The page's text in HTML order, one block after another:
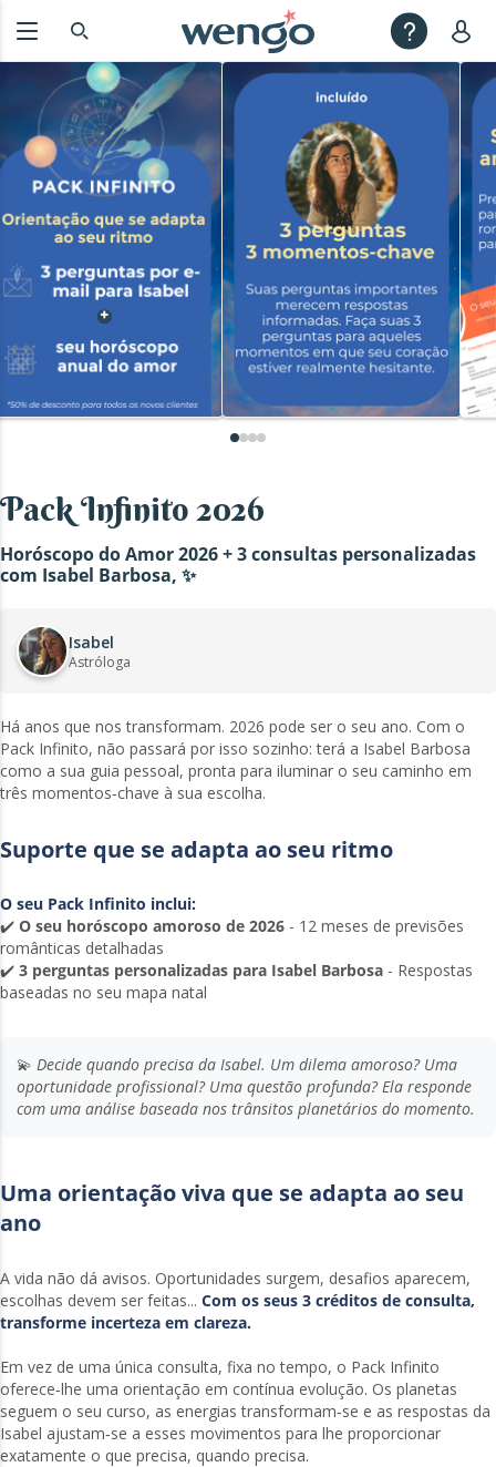
Pack Infinito 2026
Horóscopo do Amor 2026 + 3 consultas personalizadas
com Isabel Barbosa, ✨
Isabel
Astróloga
Há anos que nos transformam. 2026 pode ser o seu ano. Com o
Pack Infinito, não passará por isso sozinho: terá a Isabel Barbosa
como a sua guia pessoal, pronta para iluminar o seu caminho em
três momentos‑chave à sua escolha.
Suporte que se adapta ao seu ritmo
O seu Pack Infinito inclui:
✔️ O seu horóscopo amoroso de 2026 - 12 meses de previsões
românticas detalhadas
✔️ 3 perguntas personalizadas para Isabel Barbosa - Respostas
baseadas no seu mapa natal
💫 Decide quando precisa da Isabel. Um dilema amoroso? Uma
oportunidade profissional? Uma questão profunda? Ela responde
com uma análise baseada nos trânsitos planetários do momento.
Uma orientação viva que se adapta ao seu
ano
A vida não dá avisos. Oportunidades surgem, desafios aparecem,
escolhas devem ser feitas... Com os seus 3 créditos de consulta,
transforme incerteza em clareza.
Em vez de uma única consulta, fixa no tempo, o Pack Infinito
oferece‑lhe uma orientação em contínua evolução. Os planetas
seguem o seu curso, as energias transformam‑se e as respostas da
Isabel ajustam‑se a esses movimentos para lhe proporcionar
exatamente o que precisa, quando precisa.